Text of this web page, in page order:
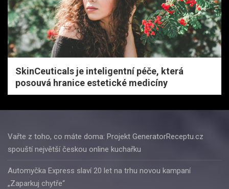
SkinCeuticals je inteligentní péče, která
posouvá hranice estetické medicíny
Vařte z toho, co máte doma: Projekt GeneratorReceptu.cz
spouští největší českou online kuchařku
Automyčka Express slaví 20 let na trhu novou kampaní
„Zaparkuj chytře“